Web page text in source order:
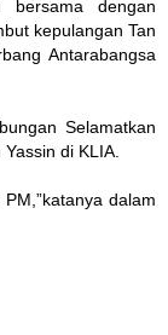
bersama dengan
kepulangan Tan
Antarabangsa
Selamatkan
di KLIA.
dalam